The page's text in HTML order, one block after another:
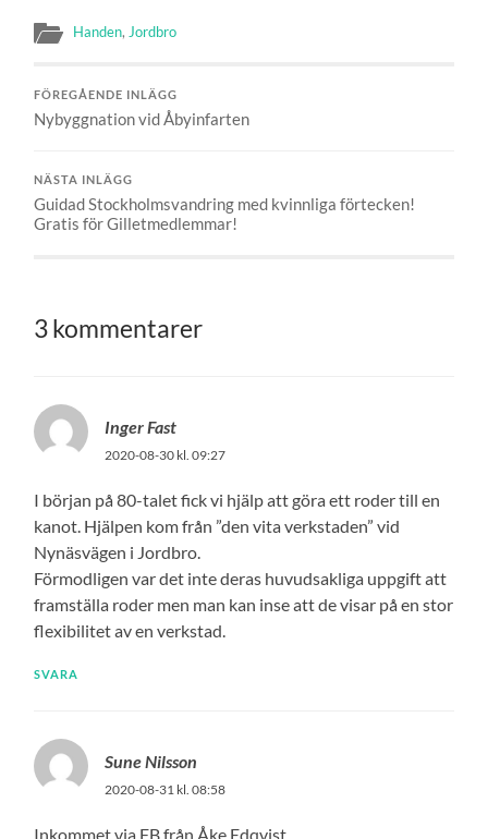
Handen, Jordbro
FÖREGÅENDE INLÄGG
Nybyggnation vid Åbyinfarten
NÄSTA INLÄGG
Guidad Stockholmsvandring med kvinnliga förtecken!
Gratis för Gilletmedlemmar!
3 kommentarer
Inger Fast
2020-08-30 kl. 09:27
I början på 80-talet fick vi hjälp att göra ett roder till en
kanot. Hjälpen kom från ”den vita verkstaden” vid
Nynäsvägen i Jordbro.
Förmodligen var det inte deras huvudsakliga uppgift att
framställa roder men man kan inse att de visar på en stor
flexibilitet av en verkstad.
SVARA
Sune Nilsson
2020-08-31 kl. 08:58
Inkommet via FB från Åke Edqvist